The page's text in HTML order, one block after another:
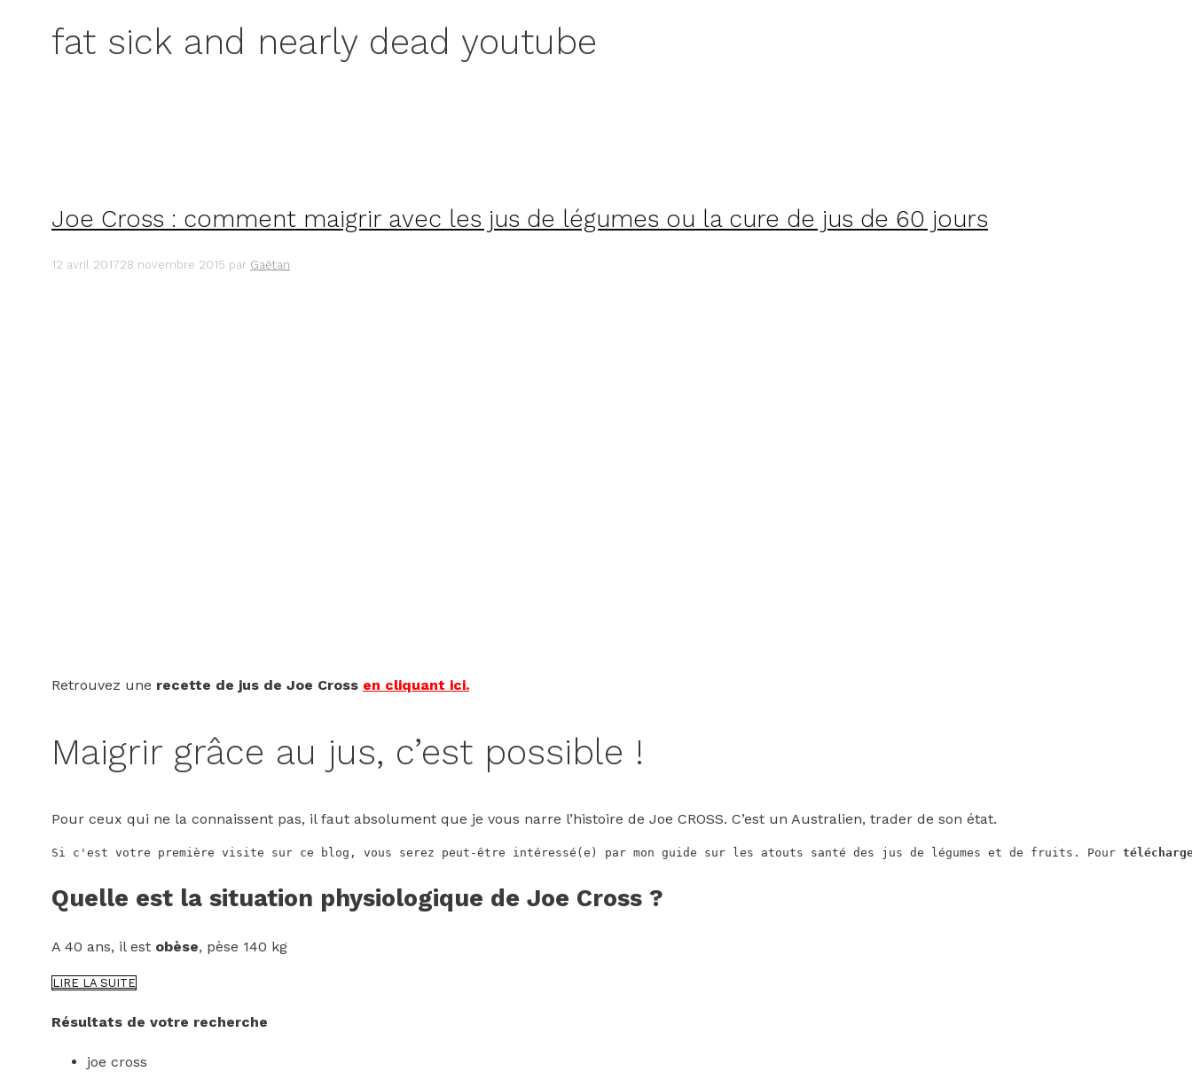
fat sick and nearly dead youtube
Joe Cross : comment maigrir avec les jus de légumes ou la cure de jus de 60 jours
12 avril 201728 novembre 2015 par Gaëtan
Retrouvez une recette de jus de Joe Cross en cliquant ici.
Maigrir grâce au jus, c’est possible !
Pour ceux qui ne la connaissent pas, il faut absolument que je vous narre l’histoire de Joe CROSS. C’est un Australien, trader de son état.
Si c'est votre première visite sur ce blog, vous serez peut-être intéressé(e) par mon guide sur les atouts santé des jus de légumes et de fruits. Pour
Quelle est la situation physiologique de Joe Cross ?
A 40 ans, il est obèse, pèse 140 kg
LIRE LA SUITEJOE
COMMENT
AVEC
Résultats de votre recherche
joe cross